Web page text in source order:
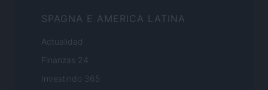
SPAGNA E AMERICA LATINA
Actualidad
Finanzas 24
Investindo 365